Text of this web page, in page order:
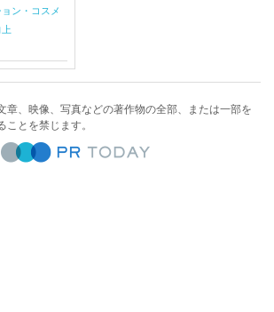
ン・コスメ
章、映像、写真などの著作物の全部、または一部を
ことを禁じます。